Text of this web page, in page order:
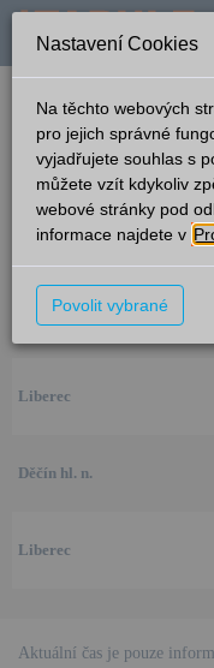
verze: 2.0.6 podpora: help-
English
Příjezdy
Zákupy-
Ze směru
Děčín hl. n.
Liberec
Děčín hl. n.
Liberec
Aktuální čas je pouze
Nastavení Cookies
Na těchto webových
pro jejich správné
vyjadřujete souhlas s
můžete vzít kdykoliv
webové stránky pod
informace najdete v
Povolit vybrané